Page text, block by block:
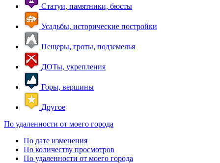
Статуи, памятники, бюсты
Усадьбы, исторические постройки
Пещеры, гроты, подземелья
ДОТы, укрепления
Горы, вершины
Другое
По удаленности от моего города
По дате изменения
По количеству просмотров
По удаленности от моего города